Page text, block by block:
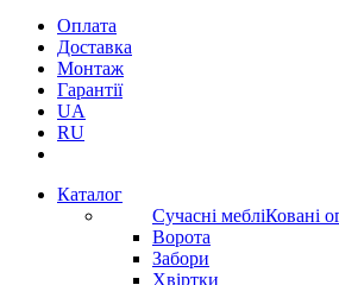
Оплата
Доставка
Монтаж
Гарантії
UA
RU
Каталог
Сучасні мебліКовані
Ворота
Забори
Хвіртки